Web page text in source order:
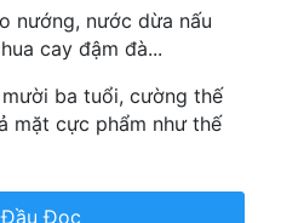
nướng, nước dừa nấu
cay đậm đà...
ba tuổi, cường thế
mặt cực phẩm như thế
Đọc